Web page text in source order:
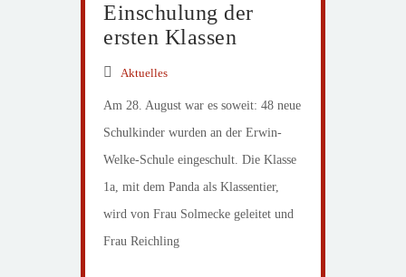
Einschulung der
ersten Klassen
Aktuelles
Am 28. August war es soweit: 48 neue
Schulkinder wurden an der Erwin-
Welke-Schule eingeschult. Die Klasse
1a, mit dem Panda als Klassentier,
wird von Frau Solmecke geleitet und
Frau Reichling